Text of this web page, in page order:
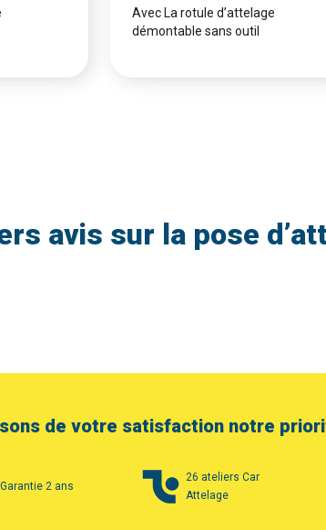
Avec La rotule d’attelage
démontable sans outil
avis sur la pose
de votre satisfaction notre
Garantie 2 ans
26 ateliers Car
Attelage